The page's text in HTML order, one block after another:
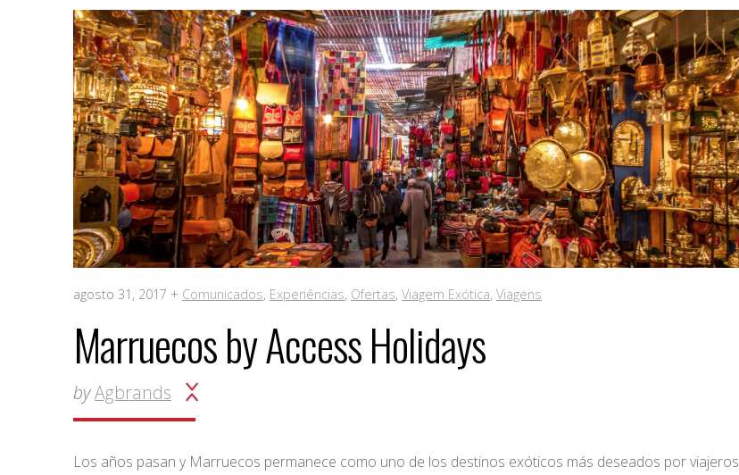
agosto 31, 2017 + Comunicados, Experiências, Ofertas, Viagem Exótica, Viagens
Marruecos by Access Holidays
byAgbrands
Los años pasan y Marruecos permanece como uno de los destinos exóticos más deseados por viajeros